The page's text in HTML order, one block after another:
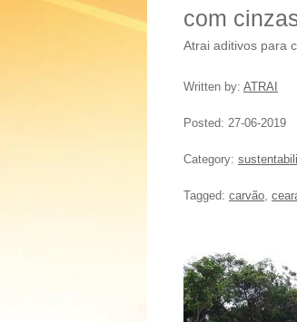
com
Atrai aditivos para
Written by: ATRAI
Posted: 27-06-2019
Category:
Tagged: carvão,